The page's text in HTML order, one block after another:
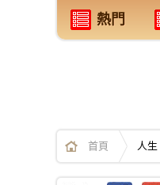
熱門
首頁 人